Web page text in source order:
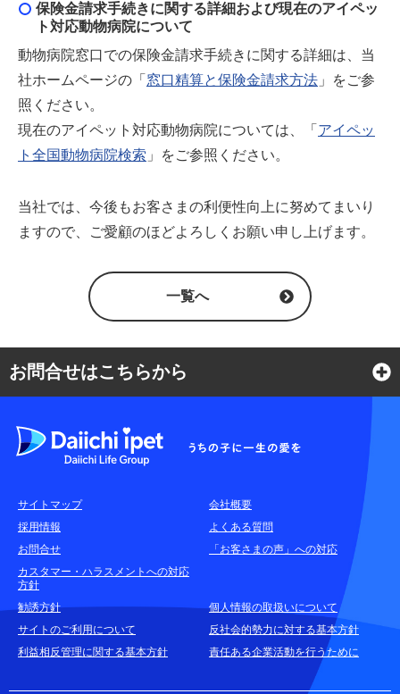
保険金請求手続きに関する詳細および現在のアイペッ
ト対応動物病院について
動物病院窓口での保険金請求手続きに関する詳細は、当
社ホームページの「 窓口精算と保険金請求方法 」をご参
照ください。
現在のアイペット対応動物病院については、「 アイペッ
ト全国動物病院検索 」をご参照ください。
当社では、今後もお客さまの利便性向上に努めてまいり
ますので、ご愛顧のほどよろしくお願い申し上げます。
一覧へ
お問合せはこちらから
各種お問合せ窓口
耳や言葉の不自由なお客さまのお問合せ窓口
お申込みをご検討中のお客さま
(商品に関するお問合せ・資料請求)
資料請求はこちら
お電話でのお問合せはこちら 通話無料
サイトマップ
会社概要
採用情報
よくある質問
お問合せ
「お客さまの声」への対応
カスタマー・ハラスメントへの対応
方針
勧誘方針
個人情報の取扱いについて
サイトのご利用について
反社会的勢力に対する基本方針
利益相反管理に関する基本方針
責任ある企業活動を行うために